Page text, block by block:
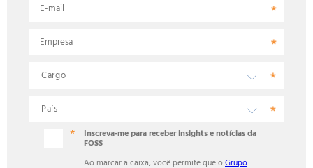
E-mail
Empresa
Inscreva-me para receber insights e notícias da
FOSS
Ao marcar a caixa, você permite que o Grupo